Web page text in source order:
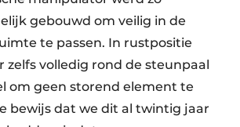
gebouwd om veilig in de
te passen. In rustpositie
zelfs volledig rond de steunpaal
om geen storend element te
bewijs dat we dit al twintig jaar